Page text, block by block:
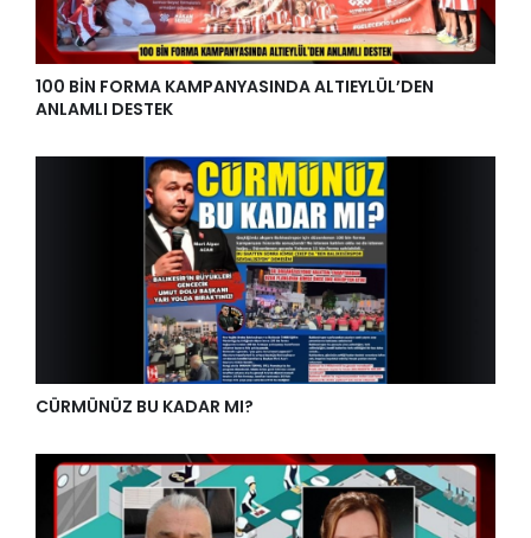
100 BİN FORMA KAMPANYASINDA ALTIEYLÜL’DEN
ANLAMLI DESTEK
CÜRMÜNÜZ BU KADAR MI?